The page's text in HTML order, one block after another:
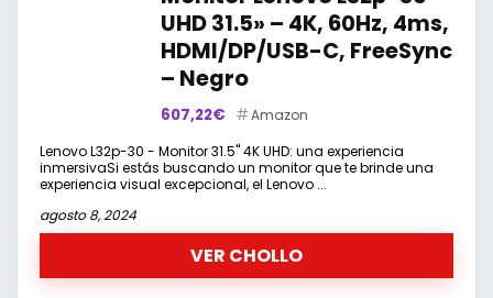
UHD 31.5» – 4K, 60Hz, 4ms,
HDMI/DP/USB-C, FreeSync
– Negro
607,22€
Amazon
Lenovo L32p-30 - Monitor 31.5'' 4K UHD: una experiencia
inmersivaSi estás buscando un monitor que te brinde una
experiencia visual excepcional, el Lenovo ...
agosto 8, 2024
VER CHOLLO